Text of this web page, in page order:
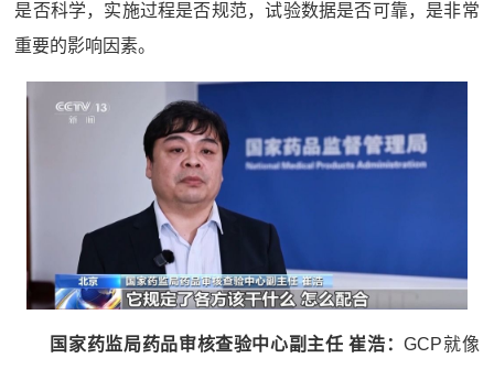
是否科学，实施过程是否规范，试验数据是否可靠，是非常
重要的影响因素。
国家药监局药品审核查验中心副主任 崔浩：GCP就像